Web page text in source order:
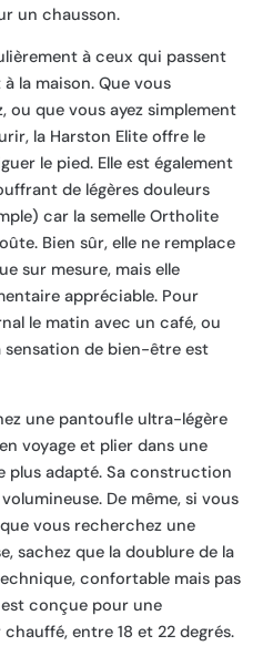
un chausson.
à ceux qui passent
la maison. Que vous
ou que vous ayez simplement
la Harston Elite offre le
le pied. Elle est également
de légères douleurs
car la semelle Ortholite
Bien sûr, elle ne remplace
sur mesure, mais elle
appréciable. Pour
le matin avec un café, ou
sensation de bien-être est
une pantoufle ultra-légère
voyage et plier dans une
plus adapté. Sa construction
De même, si vous
vous recherchez une
sachez que la doublure de la
confortable mais pas
conçue pour une
entre 18 et 22 degrés.